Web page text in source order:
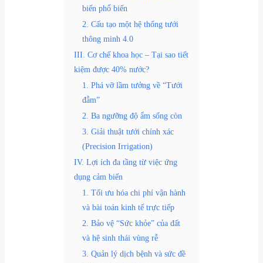
biến phổ biến
2. Cấu tạo một hệ thống tưới
thông minh 4.0
III. Cơ chế khoa học – Tại sao tiết
kiệm được 40% nước?
1. Phá vỡ lầm tưởng về “Tưới
đẫm”
2. Ba ngưỡng độ ẩm sống còn
3. Giải thuật tưới chính xác
(Precision Irrigation)
IV. Lợi ích đa tầng từ việc ứng
dụng cảm biến
1. Tối ưu hóa chi phí vận hành
và bài toán kinh tế trực tiếp
2. Bảo vệ “Sức khỏe” của đất
và hệ sinh thái vùng rễ
3. Quản lý dịch bệnh và sức đề